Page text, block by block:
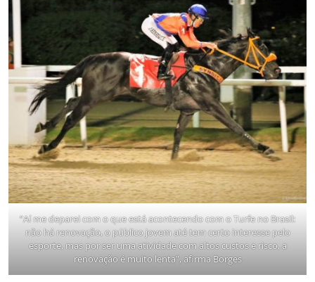
“Aí me deparei com o que está acontecendo com o Turfe no Brasil:
não há renovação, o público jovem até tem certo interesse pelo
esporte, mas por ser uma atividade com altos custos e risco, a
renovação é muito lenta”, afirma Borges